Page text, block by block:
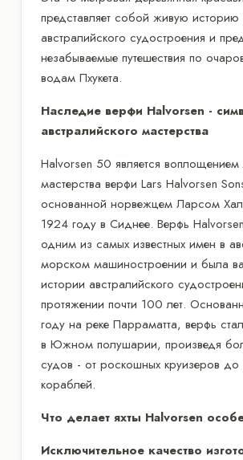
представляет собой живую историю
австралийского судостроения и
незабываемые путешествия по
водам Пхукета.
Наследие верфи Halvorsen -
австралийского мастерства
Halvorsen 50 является воплощением
мастерства верфи Lars Halvorsen
основанной норвежцем Ларсом
1924 году в Сиднее. Верфь Halvorsen
одним из самых известных имен в
морском машиностроении и была
истории австралийского
протяжении почти 100 лет.
году на реке Парраматта, верфь
в Южном полушарии, произведя
судов - от роскошных круизеров до
кораблей.
Что делает яхты Halvorsen
Исключительное качество